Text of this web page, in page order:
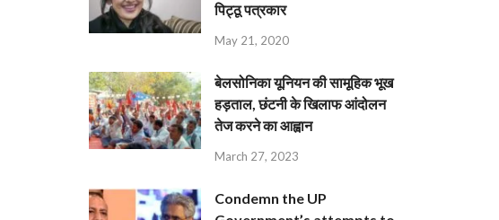
पिट्ठू पत्रकार
May 21, 2020
बेलसोनिका यूनियन की सामूहिक भूख
हड़ताल, छंटनी के खिलाफ आंदोलन
तेज करने का आह्वान
March 27, 2023
Condemn the UP